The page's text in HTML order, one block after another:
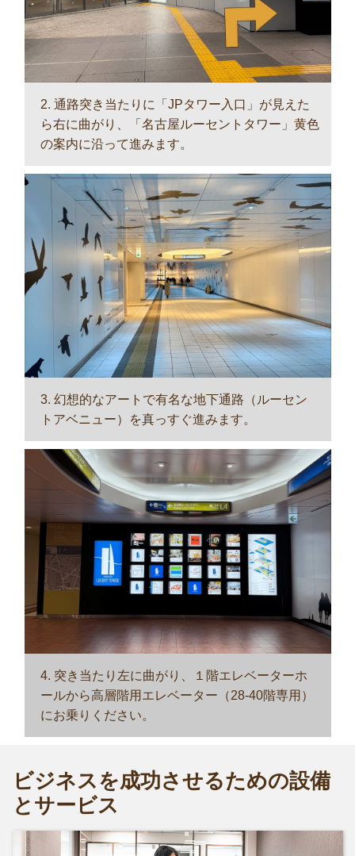
2. 通路突き当たりに「JPタワー入口」が見えた
ら右に曲がり、「名古屋ルーセントタワー」黄色
の案内に沿って進みます。
3. 幻想的なアートで有名な地下通路（ルーセン
トアベニュー）を真っすぐ進みます。
4. 突き当たり左に曲がり、１階エレベーターホ
ールから高層階用エレベーター（28-40階専用）
にお乗りください。
ビジネスを成功させるための設備
とサービス